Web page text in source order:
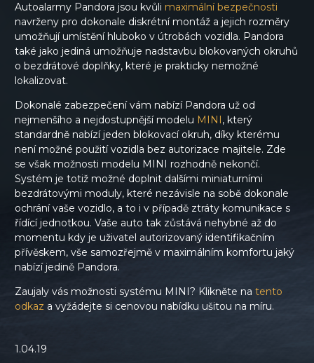
Autoalarmy Pandora jsou kvůli maximální bezpečnosti
navrženy pro dokonale diskrétní montáž a jejich rozměry
umožňují umístění hluboko v útrobách vozidla. Pandora
také jako jediná umožňuje nadstavbu blokovaných okruhů
o bezdrátové doplňky, které je prakticky nemožné
lokalizovat.
Dokonalé zabezpečení vám nabízí Pandora už od
nejmenšího a nejdostupnější modelu MINI , který
standardně nabízí jeden blokovací okruh, díky kterému
není možné použití vozidla bez autorizace majitele. Zde
se však možnosti modelu MINI rozhodně nekončí.
Systém je totiž možné doplnit dalšími miniaturními
bezdrátovými moduly, které nezávisle na sobě dokonale
ochrání vaše vozidlo, a to i v případě ztráty komunikace s
řídící jednotkou. Vaše auto tak zůstává nehybné až do
momentu kdy je uživatel autorizovaný identifikačním
přívěskem, vše samozřejmě v maximálním komfortu jaký
nabízí jedině Pandora.
Zaujaly vás možnosti systému MINI? Klikněte na tento
odkaz a vyžádejte si cenovou nabídku ušitou na míru.
1.04.19